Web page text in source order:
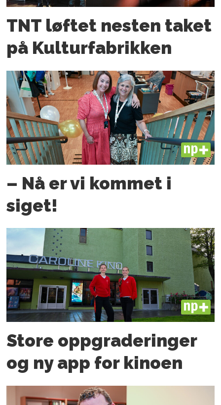
TNT løftet nesten taket
på Kulturfabrikken
PLUS
– Nå er vi kommet i
siget!
PLUS
Store oppgraderinger
og ny app for kinoen